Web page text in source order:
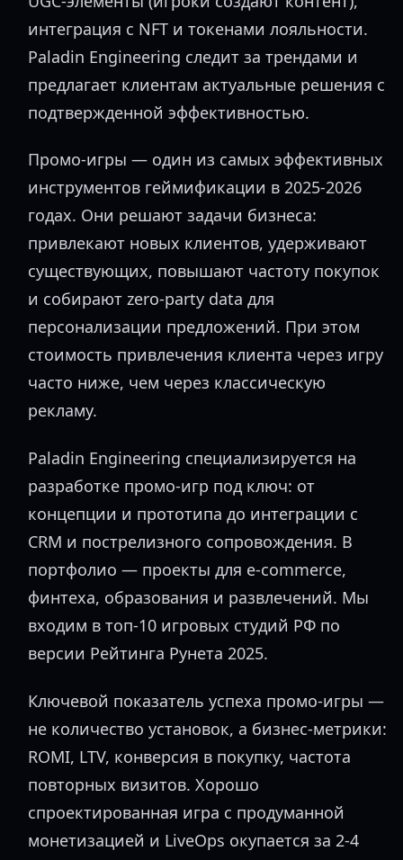
интеграция с NFT и токенами лояльности.
Paladin Engineering следит за трендами и
предлагает клиентам актуальные решения с
подтвержденной эффективностью.
Промо-игры — один из самых эффективных
инструментов геймификации в 2025-2026
годах. Они решают задачи бизнеса:
привлекают новых клиентов, удерживают
существующих, повышают частоту покупок
и собирают zero-party data для
персонализации предложений. При этом
стоимость привлечения клиента через игру
часто ниже, чем через классическую
рекламу.
Paladin Engineering специализируется на
разработке промо-игр под ключ: от
концепции и прототипа до интеграции с
CRM и пострелизного сопровождения. В
портфолио — проекты для e-commerce,
финтеха, образования и развлечений. Мы
входим в топ-10 игровых студий РФ по
версии Рейтинга Рунета 2025.
Ключевой показатель успеха промо-игры —
не количество установок, а бизнес-метрики:
ROMI, LTV, конверсия в покупку, частота
повторных визитов. Хорошо
спроектированная игра с продуманной
монетизацией и LiveOps окупается за 2-4